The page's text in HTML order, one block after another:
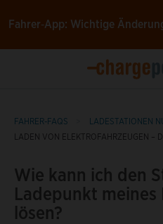
Fahrer‑App: Wichtige
FAHRER-FAQS
LADESTATIONEN
LADEN VON ELEKTROFAHRZEUGEN –
Wie kann ich den
Ladepunkt
lösen?